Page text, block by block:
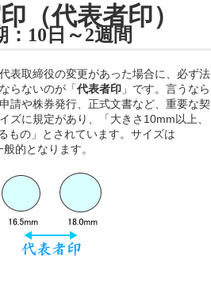
（代表者印）
：10日～2週間
表取締役の変更があった場合に、必ず法
らないのが「代表者印」です。言うなら
請や株券発行、正式文書など、重要な契
ズに規定があり、「大きさ10mm以上、
もの」とされています。サイズは
的となります。